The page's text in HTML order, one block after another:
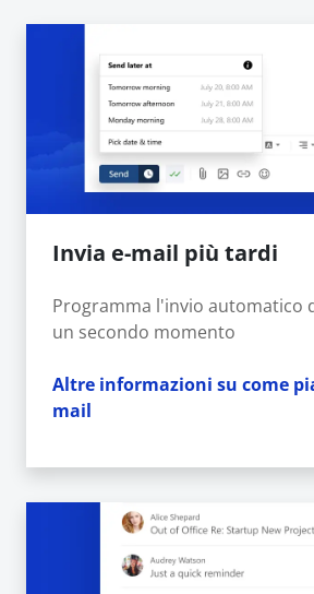
Invia e-mail più tardi
Programma l'invio automatico
un secondo momento
Altre informazioni su come
mail